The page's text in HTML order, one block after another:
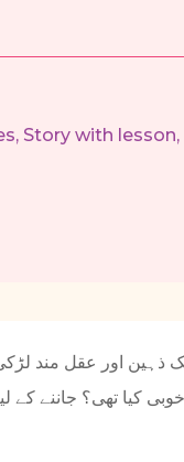
, Story with lesson,
ذہین اور عقل مند
کیا تھی؟ جاننے کے